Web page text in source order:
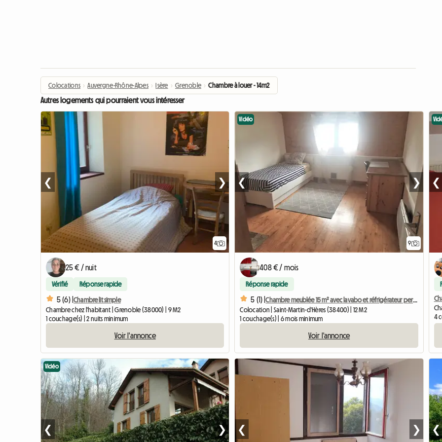
Colocations › Auvergne-Rhône-Alpes › Isère › Grenoble › Chambre à louer - 14m2
Autres logements qui pourraient vous intéresser
4
❮ ❯
25 € / nuit
Vérifié Réponse rapide
5 (6) |Chambre lit simple
Chambre chez l'habitant | Grenoble (38000) | 9 M2
1 couchage(s) | 2 nuits minimum
Voir l'annonce
9
Vidéo
❮ ❯
408 € / mois
Réponse rapide
5 (1) |
Chambre meublée 15 m² avec lavabo et réfrigérateur personnel
Colocation | Saint-Martin-d'Hères (38400) | 12 M2
1 couchage(s) | 6 mois minimum
Voir l'annonce
❮
4
Vidéo
❮ ❯ ❮ ❯ ❮